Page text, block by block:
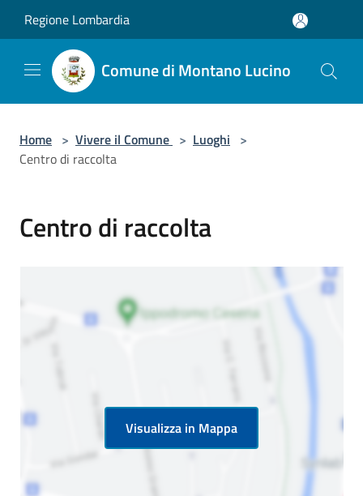
Regione Lombardia
Comune di Montano Lucino
Home > Vivere il Comune > Luoghi >
Centro di raccolta
Centro di raccolta
Visualizza in Mappa